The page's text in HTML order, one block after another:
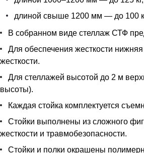
длиной свыше 1200 мм — до 100
В собранном виде стеллаж СТФ
Для обеспечения жесткости
жесткости.
Для стеллажей высотой до 2 м
высоты).
Каждая стойка комплектуется
Стойки выполнены из сложного
жесткости и травмобезопасности.
Стойки и полки окрашены